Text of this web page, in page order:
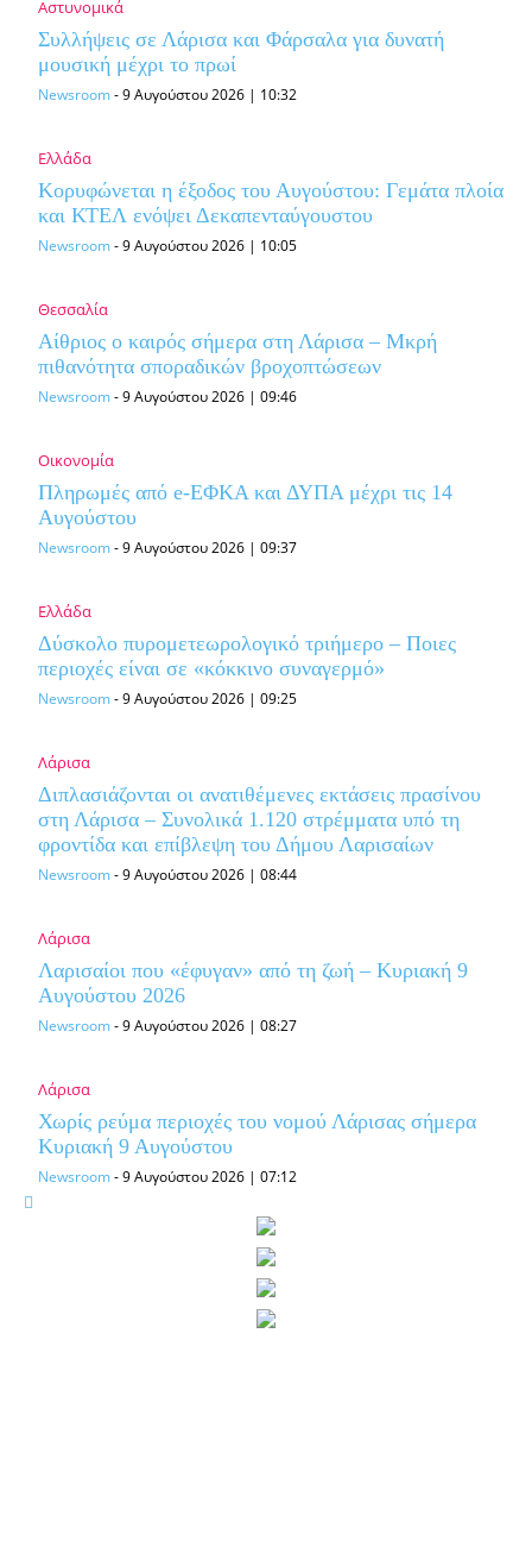
Αστυνομικά
Συλλήψεις σε Λάρισα και Φάρσαλα για δυνατή
μουσική μέχρι το πρωί
Newsroom-9 Αυγούστου 2026 | 10:32
Ελλάδα
Κορυφώνεται η έξοδος του Αυγούστου: Γεμάτα πλοία
και ΚΤΕΛ ενόψει Δεκαπενταύγουστου
Newsroom-9 Αυγούστου 2026 | 10:05
Θεσσαλία
Αίθριος ο καιρός σήμερα στη Λάρισα – Μκρή
πιθανότητα σποραδικών βροχοπτώσεων
Newsroom-9 Αυγούστου 2026 | 09:46
Οικονομία
Πληρωμές από e-ΕΦΚΑ και ΔΥΠΑ μέχρι τις 14
Αυγούστου
Newsroom-9 Αυγούστου 2026 | 09:37
Ελλάδα
Δύσκολο πυρομετεωρολογικό τριήμερο – Ποιες
περιοχές είναι σε «κόκκινο συναγερμό»
Newsroom-9 Αυγούστου 2026 | 09:25
Λάρισα
Διπλασιάζονται οι ανατιθέμενες εκτάσεις πρασίνου
στη Λάρισα – Συνολικά 1.120 στρέμματα υπό τη
φροντίδα και επίβλεψη του Δήμου Λαρισαίων
Newsroom-9 Αυγούστου 2026 | 08:44
Λάρισα
Λαρισαίοι που «έφυγαν» από τη ζωή – Κυριακή 9
Αυγούστου 2026
Newsroom-9 Αυγούστου 2026 | 08:27
Λάρισα
Χωρίς ρεύμα περιοχές του νομού Λάρισας σήμερα
Κυριακή 9 Αυγούστου
Newsroom-9 Αυγούστου 2026 | 07:12